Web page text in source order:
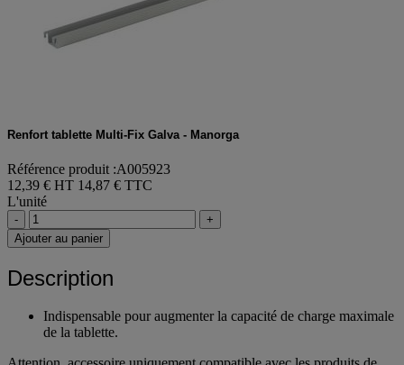
Renfort tablette Multi-Fix Galva - Manorga
Référence produit :A005923
12,39 € HT 14,87 € TTC
L'unité
-
+
Ajouter au panier
Description
Indispensable pour augmenter la capacité de charge maximale
de la tablette.